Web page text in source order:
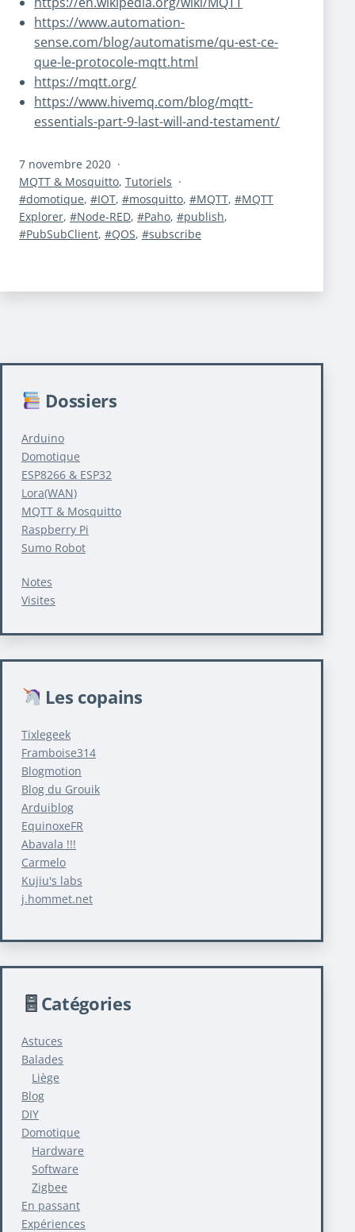
https://www.automation-
sense.com/blog/automatisme/qu-est-ce-
que-le-protocole-mqtt.html
https://mqtt.org/
https://www.hivemq.com/blog/mqtt-
essentials-part-9-last-will-and-testament/
Publié
le
7 novembre 2020
Catégorisé
comme
MQTT & Mosquitto, Tutoriels
Étiqueté
domotique, IOT, mosquitto, MQTT,
MQTT
Explorer, Node-RED, Paho, publish,
PubSubClient, QOS, subscribe
Dossiers
Arduino
Domotique
ESP8266 & ESP32
Lora(WAN)
MQTT & Mosquitto
Raspberry Pi
Sumo Robot
Notes
Visites
Les copains
Tixlegeek
Framboise314
Blogmotion
Blog du Grouik
Arduiblog
EquinoxeFR
Abavala !!!
Carmelo
Kujiu's labs
j.hommet.net
Catégories
Astuces
Balades
Liège
Blog
DIY
Domotique
Hardware
Software
Zigbee
En passant
Expériences